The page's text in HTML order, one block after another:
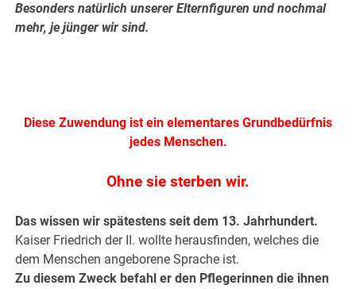
Besonders natürlich unserer Elternfiguren und nochmal
mehr, je jünger wir sind.
Diese Zuwendung ist ein elementares Grundbedürfnis
jedes Menschen.
Ohne sie sterben wir.
Das wissen wir spätestens seit dem 13. Jahrhundert.
Kaiser Friedrich der II. wollte herausfinden, welches die
dem Menschen angeborene Sprache ist.
Zu diesem Zweck befahl er den Pflegerinnen die ihnen